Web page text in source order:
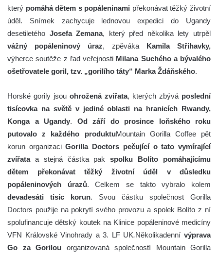
který pomáhá dětem s popáleninami překonávat těžký životní
úděl. Snímek zachycuje lednovou expedici do Ugandy
desetiletého Josefa Zemana, který před několika lety utrpěl
vážný popáleninový úraz, zpěváka Kamila Střihavky,
výherce soutěže z řad veřejnosti Milana Suchého a bývalého
ošetřovatele goril, tzv. „gorilího táty“ Marka Ždáňského.
Horské gorily jsou ohrožená zvířata, kterých zbývá poslední
tisícovka na světě v jediné oblasti na hranicích Rwandy,
Konga a Ugandy. Od září do prosince loňského roku
putovalo z každého produktuMountain Gorilla Coffee pět
korun organizaciGorilla Doctors pečující o tato vymírající
zvířataa stejná částka pakspolku Bolíto pomáhajícímu
dětem překonávat těžký životní úděl v důsledku
popáleninových úrazů. Celkem se takto vybralo kolem
devadesáti tisíc korun. Svou částku společnost Gorilla
Doctors použije na pokrytí svého provozu a spolek Bolíto z ní
spolufinancuje dětský koutek na Klinice popáleninové medicíny
VFN Královské Vinohrady a 3. LF UK.Několikadennívýprava
Go za Gorilou organizovaná společností Mountain Gorilla